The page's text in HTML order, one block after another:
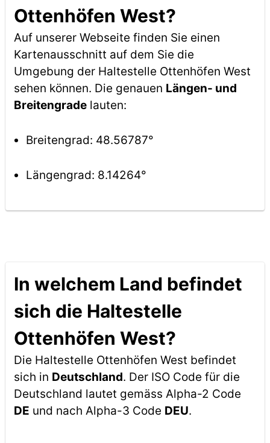
Ottenhöfen West?
Auf unserer Webseite finden Sie einen
Kartenausschnitt auf dem Sie die
Umgebung der Haltestelle Ottenhöfen West
sehen können. Die genauen Längen- und
Breitengradelauten:
Breitengrad: 48.56787°
Längengrad: 8.14264°
In welchem Land befindet
sich die Haltestelle
Ottenhöfen West?
Die Haltestelle Ottenhöfen West befindet
sich in Deutschland. Der ISO Code für die
Deutschland lautet gemäss Alpha-2 Code
DE und nach Alpha-3 Code DEU.